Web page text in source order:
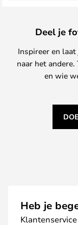
Deel je
Inspireer en
naar het
en wie
Heb je